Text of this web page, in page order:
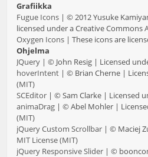
Grafiikka
Fugue Icons | © 2012 Yusuke
licensed under a Creative Commons
Oxygen Icons | These icons are
Ohjelma
JQuery | © John Resig | Licensed
hoverIntent | © Brian Cherne |
(MIT)
SCEditor | © Sam Clarke | Licensed
animaDrag | © Abel Mohler |
(MIT)
jQuery Custom Scrollbar | © Maciej
MIT License (MIT)
jQuery Responsive Slider | ©